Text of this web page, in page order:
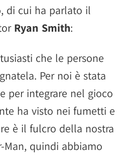
di cui ha parlato il
Ryan Smith:
che le persone
Per noi è stata
per integrare nel gioco
ha visto nei fumetti e
è il fulcro della nostra
Man, quindi abbiamo